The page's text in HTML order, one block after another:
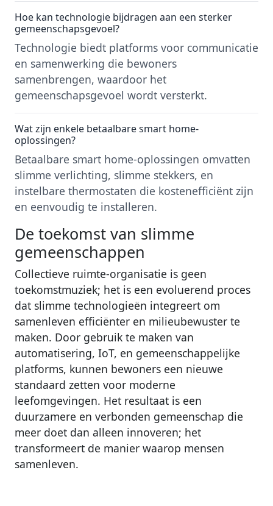
Hoe kan technologie bijdragen aan een sterker
gemeenschapsgevoel?
Technologie biedt platforms voor communicatie
en samenwerking die bewoners
samenbrengen, waardoor het
gemeenschapsgevoel wordt versterkt.
Wat zijn enkele betaalbare smart home-
oplossingen?
Betaalbare smart home-oplossingen omvatten
slimme verlichting, slimme stekkers, en
instelbare thermostaten die kostenefficiënt zijn
en eenvoudig te installeren.
De toekomst van slimme
gemeenschappen
Collectieve ruimte-organisatie is geen
toekomstmuziek; het is een evoluerend proces
dat slimme technologieën integreert om
samenleven efficiënter en milieubewuster te
maken. Door gebruik te maken van
automatisering, IoT, en gemeenschappelijke
platforms, kunnen bewoners een nieuwe
standaard zetten voor moderne
leefomgevingen. Het resultaat is een
duurzamere en verbonden gemeenschap die
meer doet dan alleen innoveren; het
transformeert de manier waarop mensen
samenleven.